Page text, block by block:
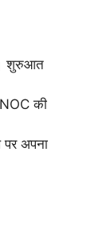
शुरुआत
की
पर अपना